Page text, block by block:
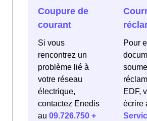
Coupure de
courant
Si vous
rencontrez un
problème lié à
votre réseau
électrique,
contactez Enedis
au 09.726.750 +
Pour
EDF,
écrire